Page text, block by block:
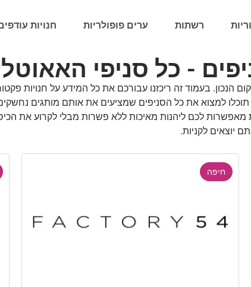
רשתות ערים פופולריות חנויות
תוכלו למצוא את כל הסניפים שמציעים את אותם מותגים
מאפשרות לכם ליהנות מאיכות ללא פשרות מבלי לקרוע את
יוצאים לקניות.
חיפה